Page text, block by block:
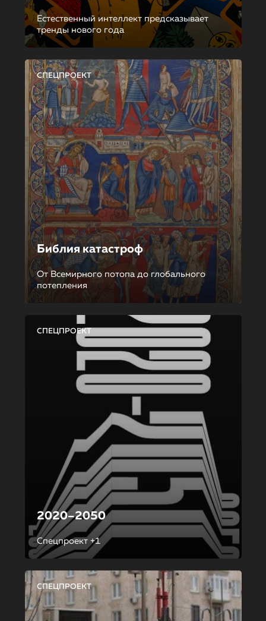
Естественный интеллект предсказывает
тренды нового года
СПЕЦПРОЕКТ
Библия катастроф
От Всемирного потопа до глобального
потепления
СПЕЦПРОЕКТ
2020–2050
Спецпроект +1
СПЕЦПРОЕКТ